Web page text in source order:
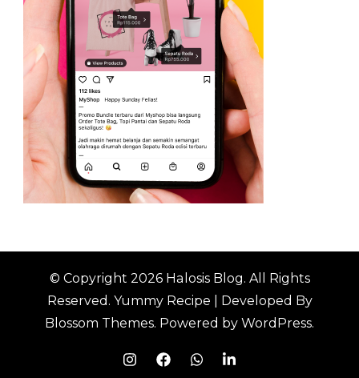
© Copyright 2026 Halosis Blog. All Rights
Reserved. Yummy Recipe | Developed By
Blossom Themes. Powered by WordPress.